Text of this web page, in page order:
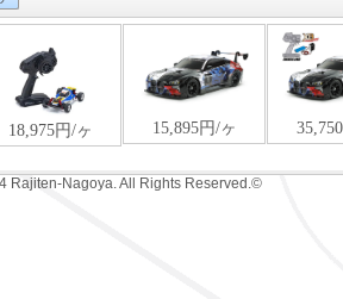
Rajiten-Nagoya. All Rights Reserved.©